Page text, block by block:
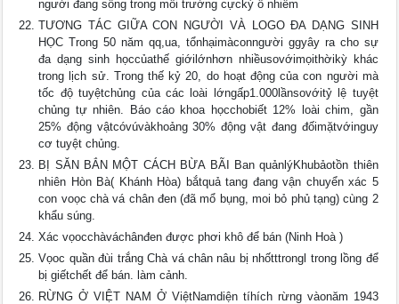
người đang sống trong môi trường cựckỳ ô nhiễm
TƯƠNG TÁC GIỮA CON NGƯỜI VÀ LOGO ĐA DẠNG SINH
HỌC Trong 50 năm qq,ua, tổnhạimàconngười ggyây ra cho sự
đa dạng sinh họccủathế giớilớnhơn nhiềusovớimọithờikỳ khác
trong lịch sử. Trong thế kỷ 20, do hoạt động của con người mà
tốc độ tuyệtchủng của các loài lớngấp1.000lầnsovớitỷ lệ tuyệt
chủng tự nhiên. Báo cáo khoa họcchobiết 12% loài chim, gần
25% động vậtcóvúvàkhoảng 30% động vật đang đốimặtvớinguy
cơ tuyệt chủng.
BỊ SĂN BẮN MỘT CÁCH BỪA BÃI Ban quảnlýKhubảotồn thiên
nhiên Hòn Bà( Khánh Hòa) bắtquả tang đang vận chuyển xác 5
con voọc chà vá chân đen (đã mổ bụng, moi bỏ phủ tạng) cùng 2
khẩu súng.
Xác vọocchàváchânđen được phơi khô để bán (Ninh Hoà )
Vọoc quần đùi trắng Chà vá chân nâu bị nhốtttrongl trong lồng để
bị giếtchết để bán. làm cảnh.
RỪNG Ở VIỆT NAM Ở ViệtNamdiện tíhích rừng vàonăm 1943